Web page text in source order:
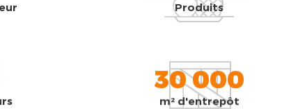
Produits
30 000
m² d'entrepôt